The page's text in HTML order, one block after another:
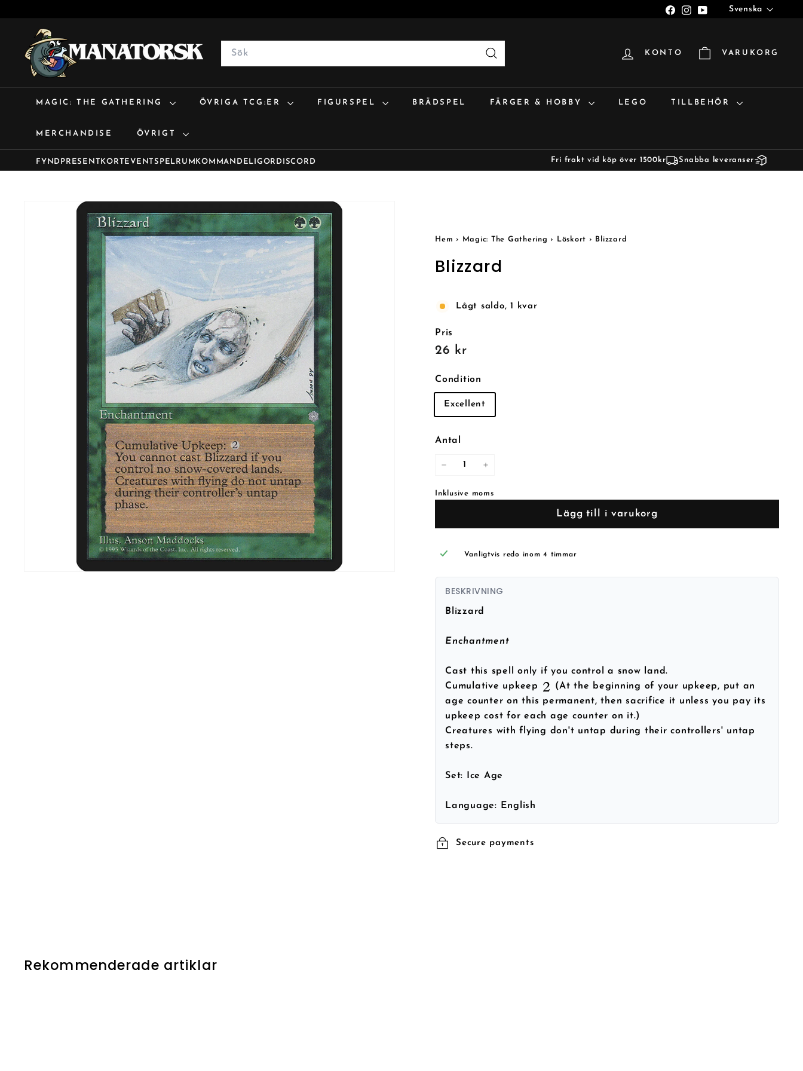
Facebook
Instagram
YouTube
Språk
Svenska
M
a
n
a
Search
Sök
KONTO VARUKORG
MAGIC: THE GATHERING ÖVRIGA TCG:ER FIGURSPEL BRÄDSPEL FÄRGER & HOBBY LEGO TILLBEHÖR
MERCHANDISE ÖVRIGT
FYND PRESENTKORT EVENTSPELRUM KOMMANDE LIGOR DISCORD Fri frakt vid köp över 1500kr Snabba leveranser
Hem › Magic: The Gathering › Löskort › Blizzard
Blizzard
Lågt saldo, 1 kvar
Pris
Reguljärt
26 kr26
Condition
Excellent
Antal
Inklusive moms
Lägg till i varukorg
Vanligtvis redo inom 4 timmar
BESKRIVNING
Blizzard
Enchantment
Cast this spell only if you control a snow land.
Cumulative upkeep
(At the beginning of your upkeep, put an
age counter on this permanent, then sacrifice it unless you pay its
upkeep cost for each age counter on it.)
Creatures with flying don't untap during their controllers' untap
steps.
Set: Ice Age
Language: English
Secure payments
Rekommenderade artiklar